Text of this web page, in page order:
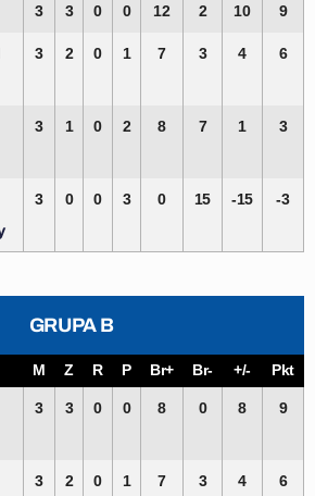
3 3 0 0 12 2 10 9
3 2 0 1 7 3 4 6
3 1 0 2 8 7 1 3
3 0 0 3 0 15 -15 -3
GRUPA B
M Z R P Br+ Br- +/- Pkt
3 3 0 0 8 0 8 9
3 2 0 1 7 3 4 6